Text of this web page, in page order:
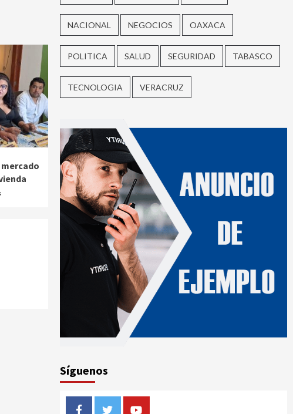
NACIONAL NEGOCIOS OAXACA
POLITICA SALUD SEGURIDAD TABASCO
TECNOLOGIA VERACRUZ
Síguenos